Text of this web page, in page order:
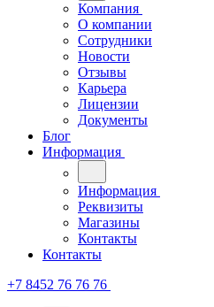
Компания
О компании
Сотрудники
Новости
Отзывы
Карьера
Лицензии
Документы
Блог
Информация
Информация
Реквизиты
Магазины
Контакты
Контакты
+7 8452 76 76 76